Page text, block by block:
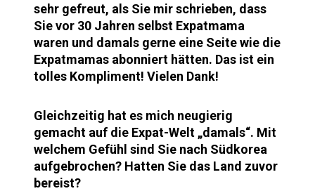
sehr gefreut, als Sie mir schrieben, dass
Sie vor 30 Jahren selbst Expatmama
waren und damals gerne eine Seite wie die
Expatmamas abonniert hätten. Das ist ein
tolles Kompliment! Vielen Dank!
Gleichzeitig hat es mich neugierig
gemacht auf die Expat-Welt „damals“. Mit
welchem Gefühl sind Sie nach Südkorea
aufgebrochen? Hatten Sie das Land zuvor
bereist?